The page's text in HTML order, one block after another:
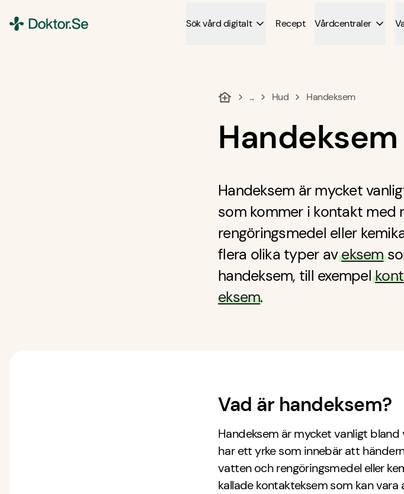
Sök vård digitalt Recept Vårdcentraler
... Hud Handeksem
Handeksem
Handeksem är mycket
som kommer i kontakt med
rengöringsmedel eller
flera olika typer aveksem
handeksem, till exempel
eksem.
Vad är handeksem?
Handeksem är mycket vanligt
har ett yrke som innebär att
vatten och rengöringsmedel eller
kallade kontakteksem som kan vara